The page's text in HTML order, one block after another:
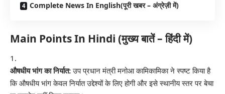
Complete News In English(पूरी खबर – अंग्रेज़ी में)
Main Points In Hindi (मुख्य बातें – हिंदी में)
औषधीय भांग का निर्यात:उप प्रधान मंत्री मनोआ कामिकामिका ने स्पष्ट किया है
कि औषधीय भांग केवल निर्यात उद्देश्यों के लिए होगी और इसे स्थानीय स्तर पर बेचा